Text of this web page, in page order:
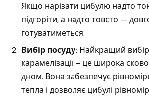
Якщо нарізати цибулю надто
підгоріти, а надто товсто —
готуватиметься.
Вибір посуду: Найкращий
карамелізації – це широка
дном. Вона забезпечує
тепла і дозволяє цибулі